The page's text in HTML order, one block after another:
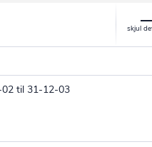
til 31-12-03